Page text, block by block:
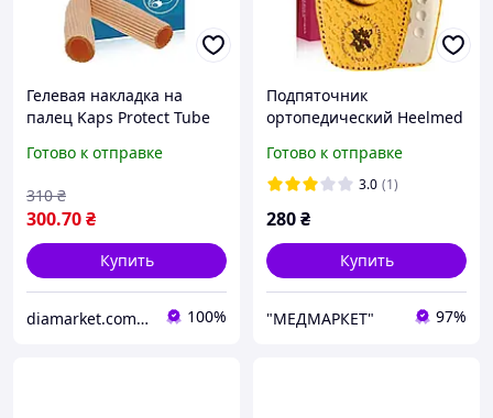
Гелевая накладка на
палец Kaps Protect Tube
Готово к отправке
300.70₴
310 ₴
Купить
diamarket.com.ua - товары для диабетиков 100%
Подпяточник
ортопедический Heelmed
Готово к отправке
3.0 (1)
280₴
Купить
"МЕДМАРКЕТ" 97%